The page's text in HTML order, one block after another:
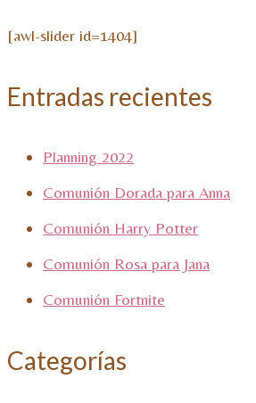
[awl-slider id=1404]
Entradas recientes
Planning 2022
Comunión Dorada para Anna
Comunión Harry Potter
Comunión Rosa para Jana
Comunión Fortnite
Categorías